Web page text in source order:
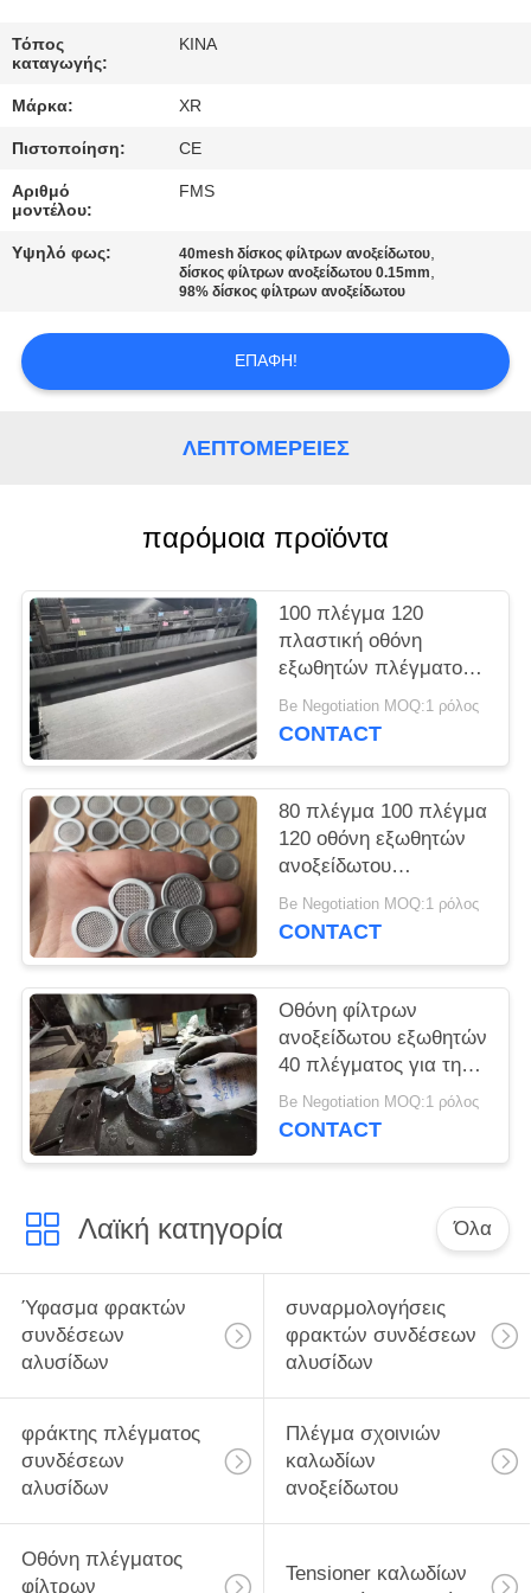
ΜΑΣ
ΕΛΆΤΕ
ΣΕ
ΕΠΑΦΉ
ΜΕ
ΈΝΑ
ΑΠΌΣΠΑΣΜΑ
PRIVACY
POLICY
Τόπος
καταγωγής:
ΚΙΝΑ
Μάρκα: XR
Πιστοποίηση: CE
Αριθμό
μοντέλου:
FMS
Υψηλό φως: 40mesh δίσκος φίλτρων ανοξείδωτου,
δίσκος φίλτρων ανοξείδωτου 0.15mm,
98% δίσκος φίλτρων ανοξείδωτου
ΕΠΑΦΉ!
ΛΕΠΤΟΜΈΡΕΙΕΣ
παρόμοια προϊόντα
100 πλέγμα 120
πλαστική οθόνη
εξωθητών πλέγματος
για τη διαδικασία
διήθησης και εξώθησης
Be Negotiation MOQ:1 ρόλος
CONTACT
80 πλέγμα 100 πλέγμα
120 οθόνη εξωθητών
ανοξείδωτου
πλέγματος που
προσαρμόζεται
Be Negotiation MOQ:1 ρόλος
CONTACT
Οθόνη φίλτρων
ανοξείδωτου εξωθητών
40 πλέγματος για την
πλαστική και
λαστιχένια εξώθηση
Be Negotiation MOQ:1 ρόλος
CONTACT
Λαϊκή κατηγορία Όλα
Ύφασμα φρακτών
συνδέσεων
αλυσίδων
συναρμολογήσεις
φρακτών συνδέσεων
αλυσίδων
φράκτης πλέγματος
συνδέσεων
αλυσίδων
Πλέγμα σχοινιών
καλωδίων
ανοξείδωτου
Οθόνη πλέγματος
φίλτρων
Tensioner καλωδίων